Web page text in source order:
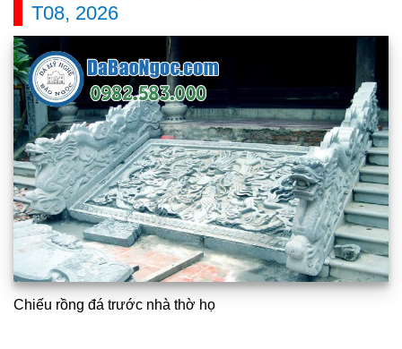
T08, 2026
Chiếu rồng đá trước nhà thờ họ